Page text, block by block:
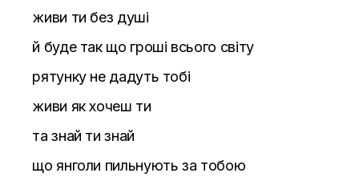
живи ти без душі
й буде так що гроші всього світу
рятунку не дадуть тобі
живи як хочеш ти
та знай ти знай
що янголи пильнують за тобою